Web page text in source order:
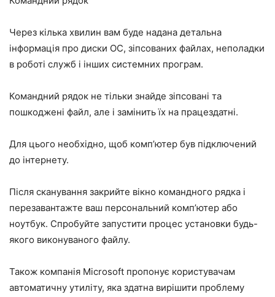
Через кілька хвилин вам буде надана детальна
інформація про диски ОС, зіпсованих файлах, неполадки
в роботі служб і інших системних програм.
Командний рядок не тільки знайде зіпсовані та
пошкоджені файл, але і замінить їх на працездатні.
Для цього необхідно, щоб комп’ютер був підключений
до інтернету.
Після сканування закрийте вікно командного рядка і
перезавантажте ваш персональний комп’ютер або
ноутбук. Спробуйте запустити процес установки будь-
якого виконуваного файлу.
Також компанія Microsoft пропонує користувачам
автоматичну утиліту, яка здатна вирішити проблему